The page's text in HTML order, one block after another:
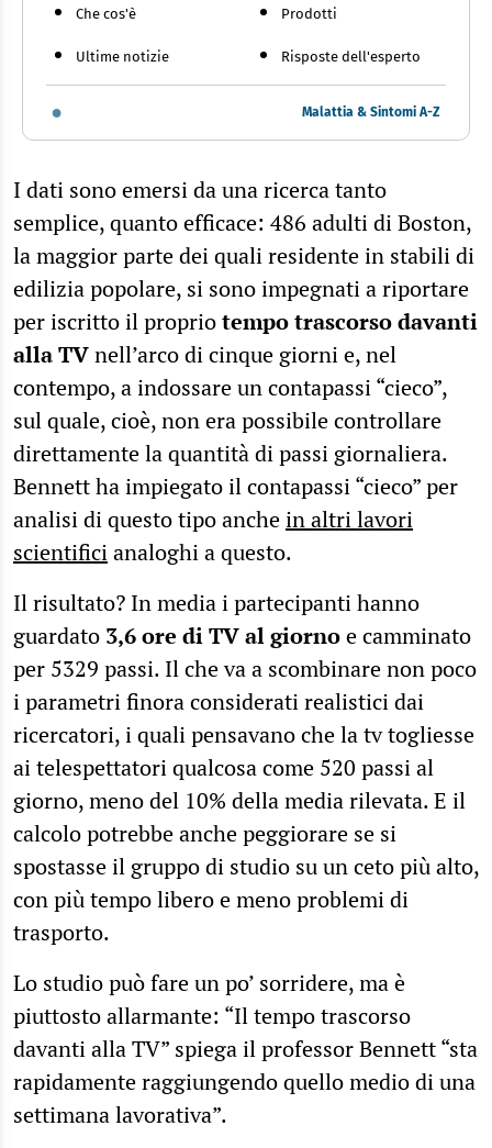
Che cos'è
Ultime notizie
Prodotti
Risposte dell'esperto
Malattia & Sintomi A-Z
I dati sono emersi da una ricerca tanto
semplice, quanto efficace: 486 adulti di Boston,
la maggior parte dei quali residente in stabili di
edilizia popolare, si sono impegnati a riportare
per iscritto il propriotempo trascorso davanti
alla TVnell’arco di cinque giorni e, nel
contempo, a indossare un contapassi “cieco”,
sul quale, cioè, non era possibile controllare
direttamente la quantità di passi giornaliera.
Bennett ha impiegato il contapassi “cieco” per
analisi di questo tipo anchein altri lavori
scientificianaloghi a questo.
Il risultato? In media i partecipanti hanno
guardato 3,6 ore di TV al giornoe camminato
per 5329 passi. Il che va a scombinare non poco
i parametri finora considerati realistici dai
ricercatori, i quali pensavano che la tv togliesse
ai telespettatori qualcosa come 520 passi al
giorno, meno del 10% della media rilevata. E il
calcolo potrebbe anche peggiorare se si
spostasse il gruppo di studio su un ceto più alto,
con più tempo libero e meno problemi di
trasporto.
Lo studio può fare un po’ sorridere, ma è
piuttosto allarmante: “Il tempo trascorso
davanti alla TV” spiega il professor Bennett “sta
rapidamente raggiungendo quello medio di una
settimana lavorativa”.